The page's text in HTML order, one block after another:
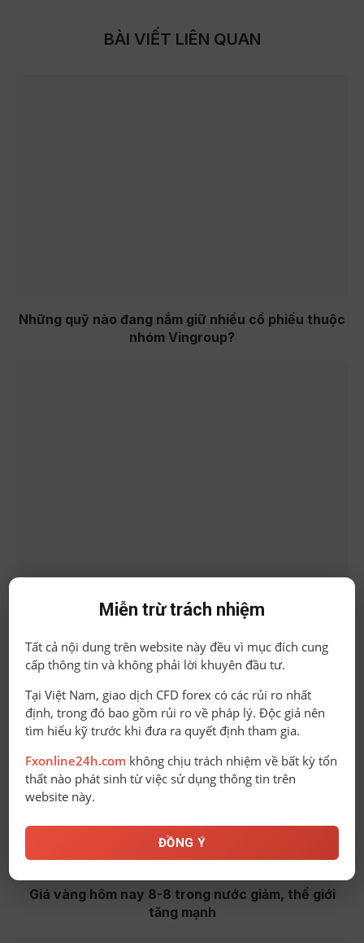
BÀI VIẾT LIÊN QUAN
Những quỹ nào đang nắm giữ nhiều cổ phiếu thuộc
nhóm Vingroup?
Ông Trump tiếp tục thúc đẩy việc sa thải Thống
Giá vàng hôm nay 8-8 trong nước giảm, thế giới
tăng mạnh
Miễn trừ trách nhiệm
Tất cả nội dung trên website này đều vì mục đích cung
cấp thông tin và không phải lời khuyên đầu tư.
Tại Việt Nam, giao dịch CFD forex có các rủi ro nhất
định, trong đó bao gồm rủi ro về pháp lý. Độc giả nên
tìm hiểu kỹ trước khi đưa ra quyết định tham gia.
Fxonline24h.com không chịu trách nhiệm về bất kỳ tổn
thất nào phát sinh từ việc sử dụng thông tin trên
website này.
ĐỒNG Ý